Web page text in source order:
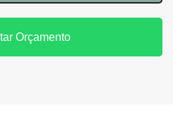
Orçamento